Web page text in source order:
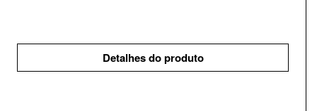
Detalhes do produto